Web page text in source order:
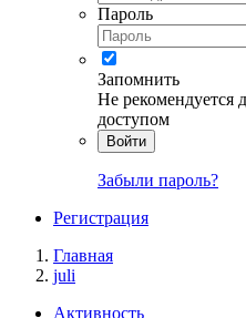
Пароль
Запомнить
Не рекомендуется
доступом
Войти
Забыли пароль?
Регистрация
Главная
juli
Активность